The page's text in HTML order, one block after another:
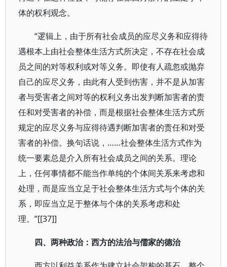
体的权利观念。
“逻辑上，由于所有社会成员的应尽义务和应得待
遇根本上由社会整体生活方式所决定，不存在社会成
员之间的对等权利或对等义务。即使有人疏忽或抛弃
自己的应尽义务，由此有人受到伤害，并不是从加害
者与受害者之间对等的权利义务出发判断加害者的责
任和对受害者的补偿，而是根据社会整体生活方式所
规定的应尽义务与应得待遇判断加害者的责任和对受
害者的补偿。换句话说，……社会整体生活方式作为
统一要素总是介入所有社会成员之间的关系。理论
上，任何事情都不能当作单纯的个体间关系来考虑和
处理，而是应当立足于社会整体生活方式与个体的关
系，即应当立足于整体与个体的关系考虑和处
理。”[[37]]
四、两种政治：西方的法治与儒家的德治